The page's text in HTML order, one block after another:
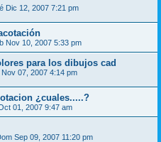
Dic 12, 2007 7:21 pm
Nov 10, 2007 5:33 pm
para los dibujos cad
Nov 07, 2007 4:14 pm
¿cuales.....?
01, 2007 9:47 am
Sep 09, 2007 11:20 pm